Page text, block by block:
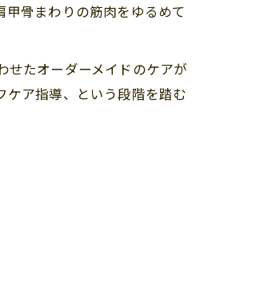
骨まわりの筋肉をゆるめて
せたオーダーメイドのケアが
ア指導、という段階を踏む